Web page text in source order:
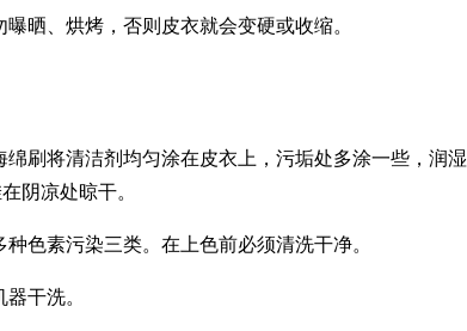
晒、烘烤，否则皮衣就会变硬或收缩。
刷将清洁剂均匀涂在皮衣上，污垢处多涂一些，润湿
阴凉处晾干。
色素污染三类。在上色前必须清洗干净。
干洗。